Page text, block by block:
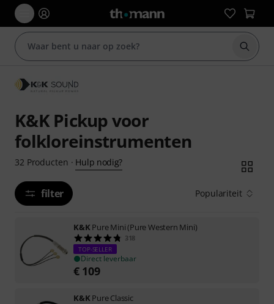
Zoek
K&K Pickup voor
folkloreinstrumenten
32 Producten · Hulp nodig?
filter Populariteit
K&K Pure Mini (Pure Western Mini)
318
TOP-SELLER
Direct leverbaar
€ 109
K&K Pure Classic